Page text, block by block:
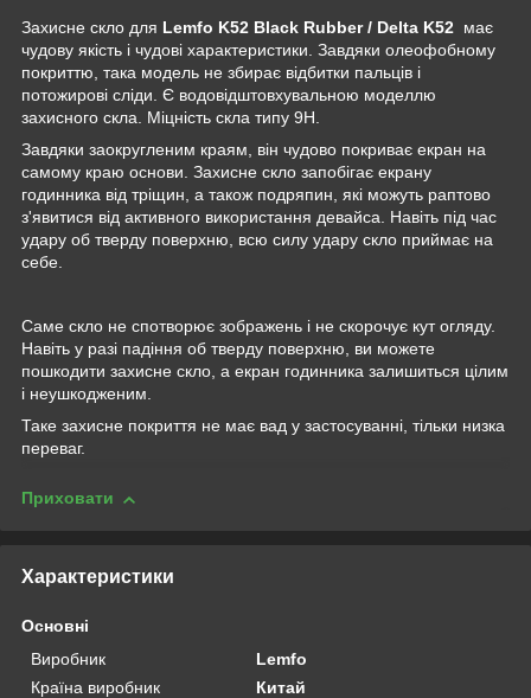
Захисне скло для Lemfo K52 Black Rubber / Delta K52 має
чудову якість і чудові характеристики. Завдяки олеофобному
покриттю, така модель не збирає відбитки пальців і
потожирові сліди. Є водовідштовхувальною моделлю
захисного скла. Міцність скла типу 9Н.
Завдяки заокругленим краям, він чудово покриває екран на
самому краю основи. Захисне скло запобігає екрану
годинника від тріщин, а також подряпин, які можуть раптово
з'явитися від активного використання девайса. Навіть під час
удару об тверду поверхню, всю силу удару скло приймає на
себе.
Саме скло не спотворює зображень і не скорочує кут огляду.
Навіть у разі падіння об тверду поверхню, ви можете
пошкодити захисне скло, а екран годинника залишиться цілим
і неушкодженим.
Таке захисне покриття не має вад у застосуванні, тільки низка
переваг.
Приховати
Характеристики
Основні
Виробник
Lemfo
Країна виробник
Китай